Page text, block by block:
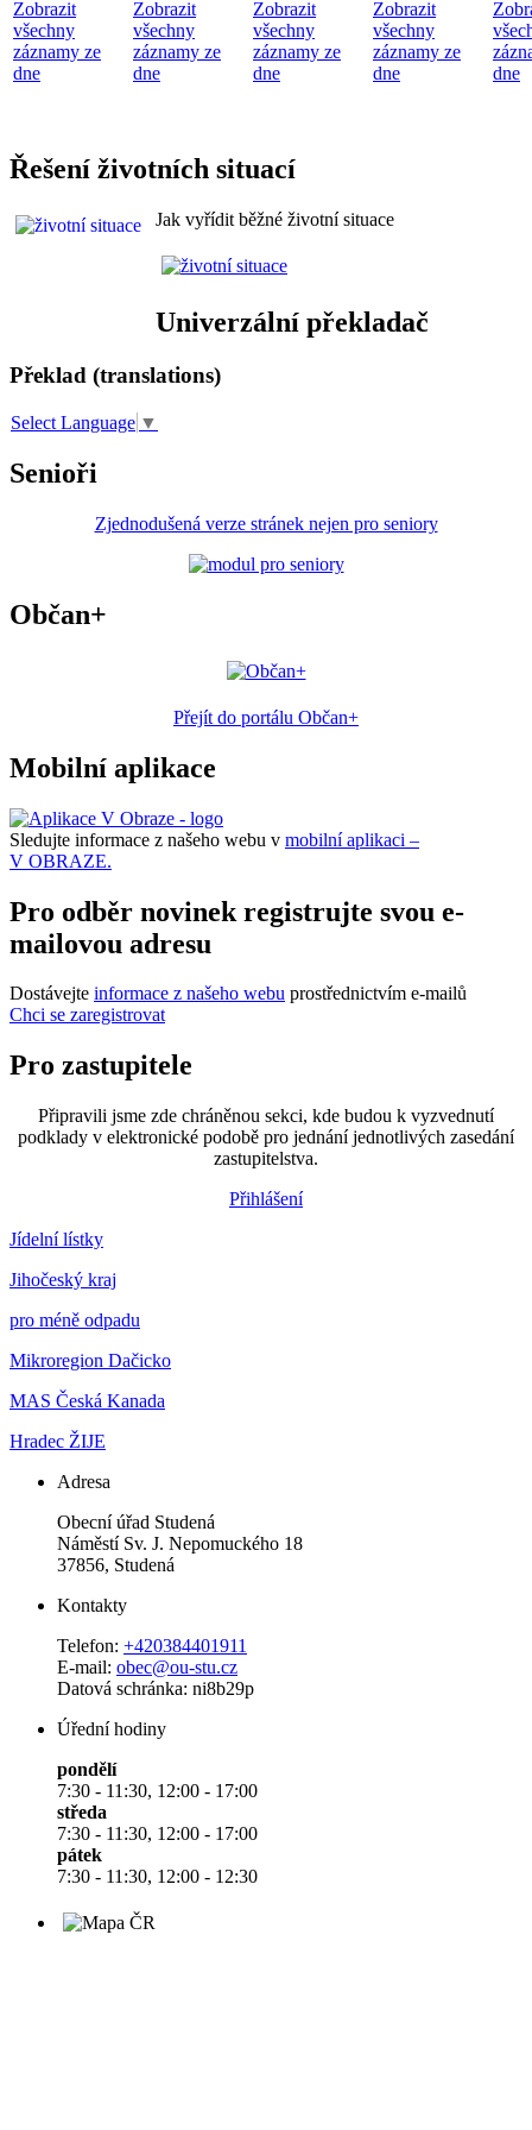
Zobrazit
všechny
záznamy ze
dne
Zobrazit
všechny
záznamy ze
dne
Zobrazit
všechny
záznamy ze
dne
Zobrazit
všechny
záznamy ze
dne
dne
Řešení životních situací
Jak vyřídit běžné životní situace
Univerzální překladač
Překlad (translations)
Select Language ▼
Senioři
Zjednodušená verze stránek nejen pro seniory
Občan+
Přejít do portálu Občan+
Mobilní aplikace
Sledujte informace z našeho webu v mobilní aplikaci –
V OBRAZE.
Pro odběr novinek registrujte svou e-
mailovou adresu
Dostávejte informace z našeho webu prostřednictvím e-mailů
Chci se zaregistrovat
Pro zastupitele
Připravili jsme zde chráněnou sekci, kde budou k vyzvednutí
podklady v elektronické podobě pro jednání jednotlivých zasedání
zastupitelstva.
Přihlášení
Jídelní lístky
Jihočeský kraj
pro méně odpadu
Mikroregion Dačicko
MAS Česká Kanada
Hradec ŽIJE
Adresa
Obecní úřad Studená
Náměstí Sv. J. Nepomuckého 18
37856, Studená
Kontakty
Telefon: +420384401911
E-mail: obec@ou-stu.cz
Datová schránka: ni8b29p
Úřední hodiny
pondělí
7:30 - 11:30, 12:00 - 17:00
středa
7:30 - 11:30, 12:00 - 17:00
pátek
7:30 - 11:30, 12:00 - 12:30